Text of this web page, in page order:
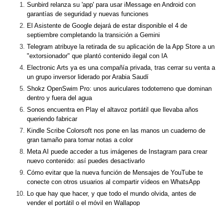
Sunbird relanza su 'app' para usar iMessage en Android con
garantías de seguridad y nuevas funciones
El Asistente de Google dejará de estar disponible el 4 de
septiembre completando la transición a Gemini
Telegram atribuye la retirada de su aplicación de la App Store a un
"extorsionador" que plantó contenido ilegal con IA
Electronic Arts ya es una compañía privada, tras cerrar su venta a
un grupo inversor liderado por Arabia Saudí
Shokz OpenSwim Pro: unos auriculares todoterreno que dominan
dentro y fuera del agua
Sonos encuentra en Play el altavoz portátil que llevaba años
queriendo fabricar
Kindle Scribe Colorsoft nos pone en las manos un cuaderno de
gran tamaño para tomar notas a color
Meta AI puede acceder a tus imágenes de Instagram para crear
nuevo contenido: así puedes desactivarlo
Cómo evitar que la nueva función de Mensajes de YouTube te
conecte con otros usuarios al compartir vídeos en WhatsApp
Lo que hay que hacer, y que todo el mundo olvida, antes de
vender el portátil o el móvil en Wallapop